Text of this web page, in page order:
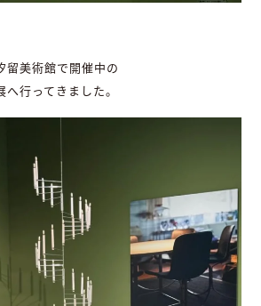
留美術館で開催中の
行ってきました。